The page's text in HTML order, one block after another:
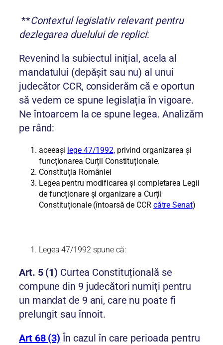
**Contextul legislativ relevant pentru
dezlegarea duelului de replici:
Revenind la subiectul inițial, acela al
mandatului (depășit sau nu) al unui
judecător CCR, considerăm că e oportun
să vedem ce spune legislația în vigoare.
Ne întoarcem la ce spune legea. Analizăm
pe rând:
aceeași lege 47/1992,privind organizarea și
funcționarea Curții Constituționale.
Constituția României
Legea pentru modificarea și completarea Legii
de funcționare și organizare a Curții
Constituționale (întoarsă de CCR către Senat)
Legea 47/1992 spune că:
Art. 5 (1) Curtea Constituțională se
compune din 9 judecători numiți pentru
un mandat de 9 ani, care nu poate fi
prelungit sau înnoit.
Art 68 (3) În cazul în care perioada pentru